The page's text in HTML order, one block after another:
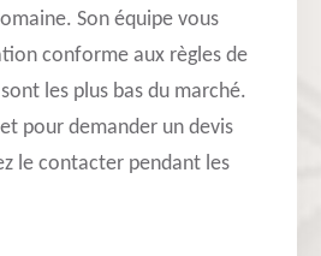
Son équipe vous
conforme aux règles de
les plus bas du marché.
pour demander un devis
le contacter pendant les